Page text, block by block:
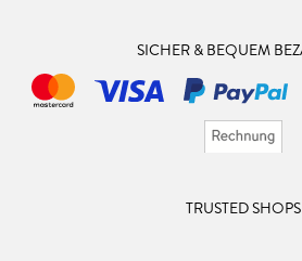
SICHER & BEQUEM
TRUSTED SHOPS